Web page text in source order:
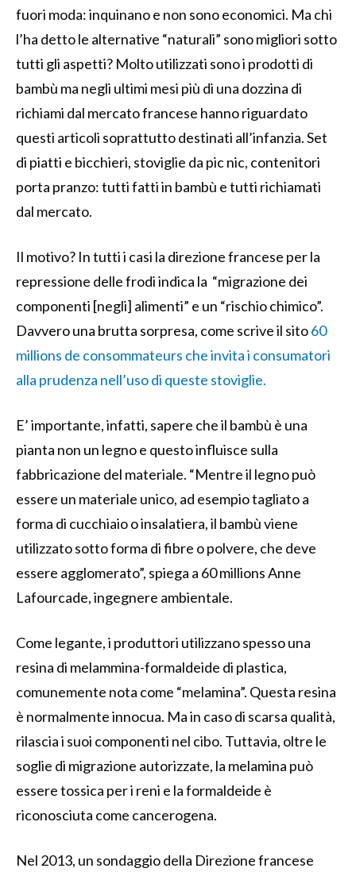
fuori moda: inquinano e non sono economici. Ma chi
l’ha detto le alternative “naturali” sono migliori sotto
tutti gli aspetti? Molto utilizzati sono i prodotti di
bambù ma negli ultimi mesi più di una dozzina di
richiami dal mercato francese hanno riguardato
questi articoli soprattutto destinati all’infanzia. Set
di piatti e bicchieri, stoviglie da pic nic, contenitori
porta pranzo: tutti fatti in bambù e tutti richiamati
dal mercato.
Il motivo? In tutti i casi la direzione francese per la
repressione delle frodi indica la “migrazione dei
componenti [negli] alimenti” e un “rischio chimico”.
Davvero una brutta sorpresa, come scrive il sito60
millions de consommateurs che invita i consumatori
alla prudenza nell’uso di queste stoviglie.
E’ importante, infatti, sapere che il bambù è una
pianta non un legno e questo influisce sulla
fabbricazione del materiale. “Mentre il legno può
essere un materiale unico, ad esempio tagliato a
forma di cucchiaio o insalatiera, il bambù viene
utilizzato sotto forma di fibre o polvere, che deve
essere agglomerato”, spiega a 60 millions Anne
Lafourcade, ingegnere ambientale.
Come legante, i produttori utilizzano spesso una
resina di melammina-formaldeide di plastica,
comunemente nota come “melamina”. Questa resina
è normalmente innocua. Ma in caso di scarsa qualità,
rilascia i suoi componenti nel cibo. Tuttavia, oltre le
soglie di migrazione autorizzate, la melamina può
essere tossica per i reni e la formaldeide è
riconosciuta come cancerogena.
Nel 2013, un sondaggio della Direzione francese